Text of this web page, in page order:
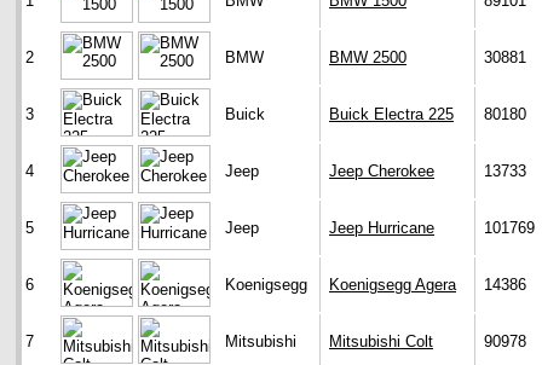
2 BMW BMW 2500 30881
3 Buick Buick Electra 225 80180
4 Jeep Jeep Cherokee 13733
5 Jeep Jeep Hurricane 101769
6 Koenigsegg Koenigsegg Agera 14386
7 Mitsubishi Mitsubishi Colt 90978